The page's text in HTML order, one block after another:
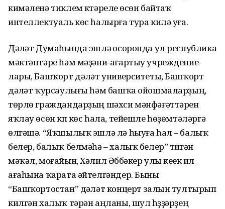
кимәленә тиклем күтәрелеү өсөн бай­таҡ
интеллектуаль көс һалырға тура килә уға.
Дәүләт Думаһында эшләү осорон­да ул республика
мәктәптәре һәм мәҙәни-ағартыу учреж­дение­
лары, Башҡорт дәүләт университеты, Баш­ҡорт
дәүләт ҡурсаулығы һәм башҡа ойош­маларҙың,
төрлө граждандарҙың шәхси мән­фә­ғәт­тәрен
яҡлау өсөн күп көс һала, тейешле һөҙөмтәләргә
өлгәшә. “Яҡшылыҡ эшлә лә һыуға һал – балыҡ
белер, балыҡ белмәһә – халыҡ бе­лер” тигән
мәҡәл, моғайын, Хәлил Әбүбәкер улы кеүек ил
ағаһына ҡарата әйтелгәндер. Бы­ны
“Башҡортостан” дәүләт концерт залын тулты­рып
килгән халыҡ тәрән аңланы, шул һүҙ­ҙәр­ҙең